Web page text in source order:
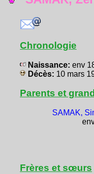
Chronologie
Naissance: env
Décès: 10 mars
Parents et
SAMAK,
Frères et sœurs